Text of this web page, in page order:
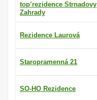
top’rezidence Strnadovy
Zahrady
Rezidence Laurová
Staropramenná 21
SO-HO Rezidence